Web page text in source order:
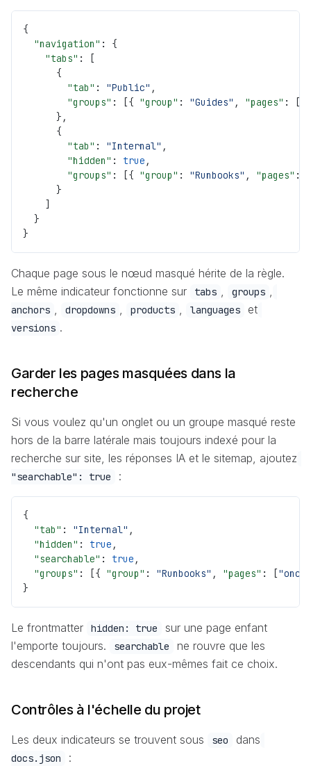
{
  "navigation"
: {
    "tabs"
: [
      {
        "tab"
: "Public" ,
        "groups"
: [{ "group" : "Guides" , "pages" : [
      },
      {
        "tab"
: "Internal" ,
        "hidden"
: true ,
        "groups"
: [{ "group" : "Runbooks" , "pages" : [
      }
    ]
  }
}
Chaque page sous le nœud masqué hérite de la règle.
Le même indicateur fonctionne sur
tabs groups
anchors dropdowns products languages et
versions .
Garder les pages masquées dans la
recherche
Si vous voulez qu'un onglet ou un groupe masqué reste
hors de la barre latérale mais toujours indexé pour la
recherche sur site, les réponses IA et le sitemap, ajoutez
"searchable": true :
{
  "tab"
: "Internal" ,
  "hidden"
: true ,
  "searchable"
: true ,
  "groups"
: [{ "group" : "Runbooks" , "pages" : [
}
Le frontmatter hidden: true
sur une page enfant
l'emporte toujours.
searchable
ne rouvre que les
descendants qui n'ont pas eux-mêmes fait ce choix.
Contrôles à l'échelle du projet
Les deux indicateurs se trouvent sous seo dans
docs.json :